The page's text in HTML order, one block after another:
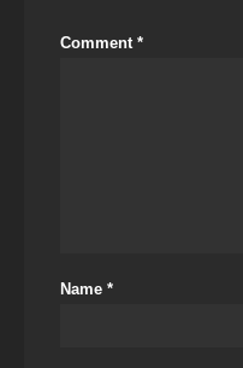
Comment *
Name *